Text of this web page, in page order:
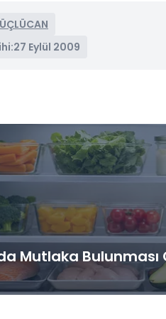
27 Eylül 2009
Mutlaka Bulunması